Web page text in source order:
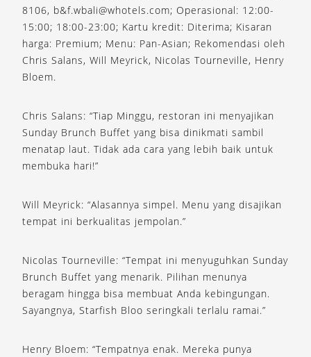
8106, b&f.wbali@whotels.com; Operasional: 12:00-
15:00; 18:00-23:00; Kartu kredit: Diterima; Kisaran
harga: Premium; Menu: Pan-Asian; Rekomendasi oleh
Chris Salans, Will Meyrick, Nicolas Tourneville, Henry
Bloem.
Chris Salans: “Tiap Minggu, restoran ini menyajikan
Sunday Brunch Buffet yang bisa dinikmati sambil
menatap laut. Tidak ada cara yang lebih baik untuk
membuka hari!”
Will Meyrick: “Alasannya simpel. Menu yang disajikan
tempat ini berkualitas jempolan.”
Nicolas Tourneville: “Tempat ini menyuguhkan Sunday
Brunch Buffet yang menarik. Pilihan menunya
beragam hingga bisa membuat Anda kebingungan.
Sayangnya, Starfish Bloo seringkali terlalu ramai.”
Henry Bloem: “Tempatnya enak. Mereka punya